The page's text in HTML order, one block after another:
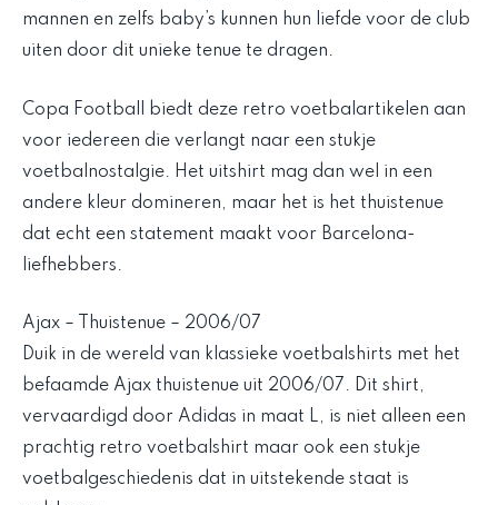
mannen en zelfs baby’s kunnen hun liefde voor de club
uiten door dit unieke tenue te dragen.
Copa Football biedt deze retro voetbalartikelen aan
voor iedereen die verlangt naar een stukje
voetbalnostalgie. Het uitshirt mag dan wel in een
andere kleur domineren, maar het is het thuistenue
dat echt een statement maakt voor Barcelona-
liefhebbers.
Ajax – Thuistenue – 2006/07
Duik in de wereld van klassieke voetbalshirts met het
befaamde Ajax thuistenue uit 2006/07. Dit shirt,
vervaardigd door Adidas in maat L, is niet alleen een
prachtig retro voetbalshirt maar ook een stukje
voetbalgeschiedenis dat in uitstekende staat is